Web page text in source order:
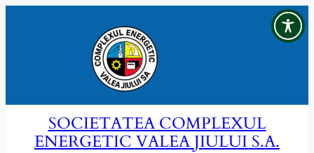
SOCIETATEA COMPLEXUL
ENERGETIC VALEA JIULUI S.A.